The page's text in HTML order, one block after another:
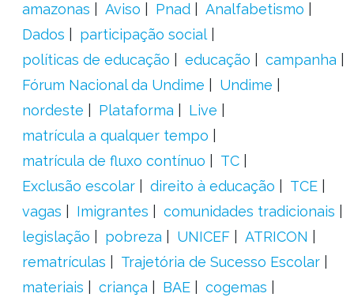
amazonas
Aviso Pnad
Analfabetismo
Dados
participação social
políticas de educação
educação
campanha
Fórum Nacional da Undime
Undime
nordeste
Plataforma
Live
matrícula a qualquer tempo
matrícula de fluxo contínuo
TC
Exclusão escolar
direito à educação
TCE
vagas
Imigrantes
comunidades tradicionais
legislação
pobreza UNICEF
ATRICON
rematrículas
Trajetória de Sucesso Escolar
materiais
criança BAE
cogemas